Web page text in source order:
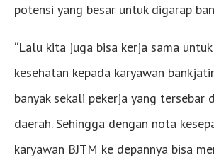
potensi yang besar untuk digarap
“Lalu kita juga bisa kerja sama
kesehatan kepada karyawan
banyak sekali pekerja yang tersebar
daerah. Sehingga dengan nota
karyawan BJTM ke depannya bisa